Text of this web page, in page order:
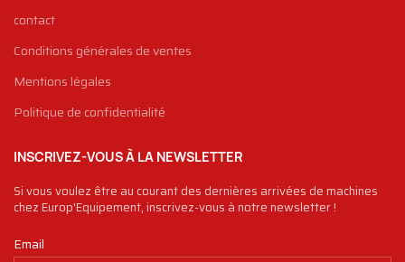
contact
Conditions générales de ventes
Mentions légales
Politique de confidentialité
INSCRIVEZ-VOUS À LA NEWSLETTER
Si vous voulez être au courant des dernières arrivées de machines
chez Europ'Equipement, inscrivez-vous à notre newsletter !
Email